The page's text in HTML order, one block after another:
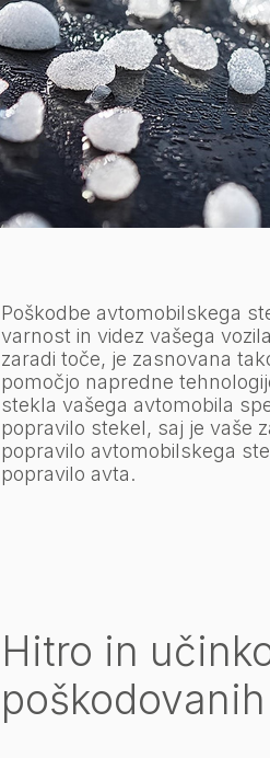
Poškodbe avtomobilskega
varnost in videz vašega
zaradi toče, je zasnovana
pomočjo napredne
stekla vašega avtomobila
popravilo stekel, saj je vaše
popravilo avtomobilskega
popravilo avta.
Hitro in